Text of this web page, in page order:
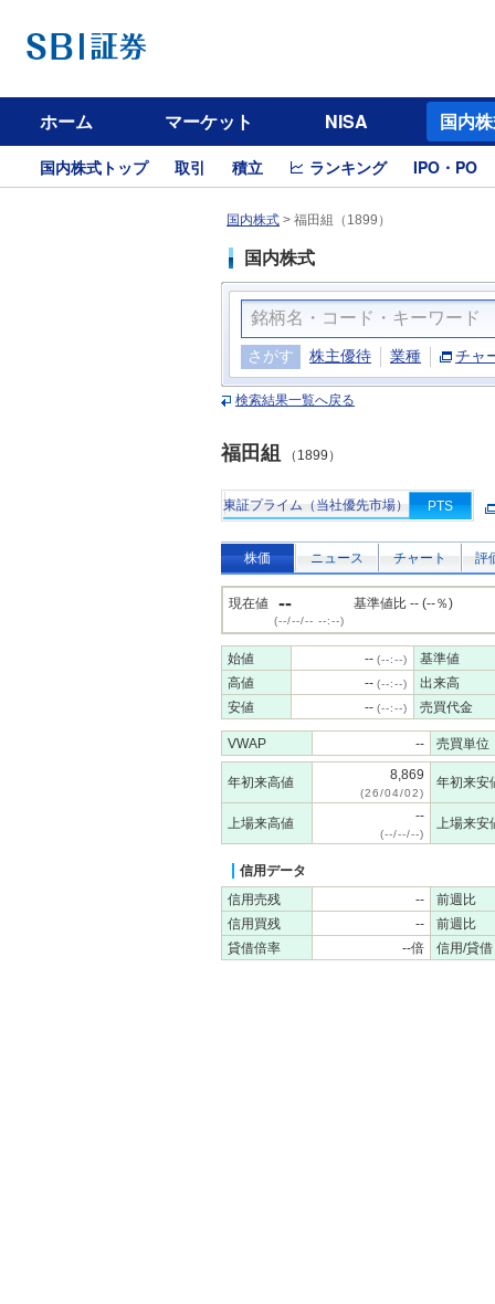
ホーム マーケット NISA 国内
国内株式トップ 取引 積立 ランキング IPO・PO
国内株式 > 福田組（1899）
国内株式
さがす 株主優待 業種 チャ
検索結果一覧へ戻る
福田組 （1899）
東証プライム（当社優先市場） PTS
株価 ニュース チャート 評
現在値 --
(--/--/-- --:--)
基準値比 -- (--％)
始値 -- (--:--)
基準値
高値
-- (--:--)
出来高
安値
-- (--:--) 売買代金
VWAP -- 売買単位
年初来高値 8,869
(26/04/02)
年初来安
上場来高値 --
(--/--/--)
上場来安
信用データ
信用売残
--
前週比
信用買残
--
前週比
貸借倍率
--倍 信用/貸借